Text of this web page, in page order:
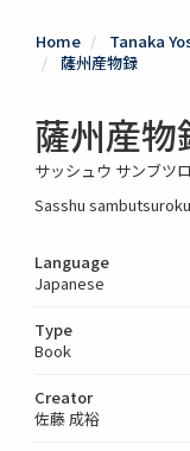
Home
Tanaka
薩州産物録
薩州産物
サッシュウ サンブツ
Sasshu
Language
Japanese
Type
Book
Creator
佐藤 成裕